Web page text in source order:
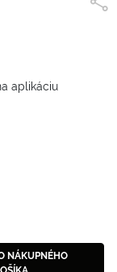
aplikáciu
NÁKUPNÉHO